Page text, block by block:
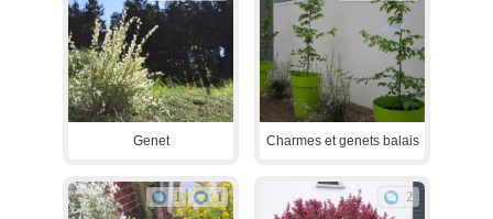
Genet Charmes et genets balais
1 1 2